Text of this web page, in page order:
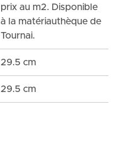
prix au m2. Disponible
à la matériauthèque de
Tournai.
29.5 cm
29.5 cm